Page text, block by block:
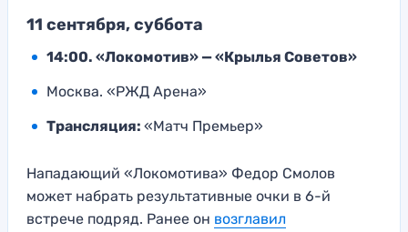
11 сентября, суббота
14:00. «Локомотив» — «Крылья Советов»
Москва. «РЖД Арена»
Трансляция: «Матч Премьер»
Нападающий «Локомотива» Федор Смолов
может набрать результативные очки в 6-й
встрече подряд. Ранее он возглавил